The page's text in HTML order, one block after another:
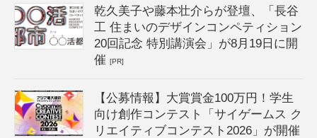
乾久美子や藤本壮介らが登壇、「長谷
工 住まいのデザインコンペティション
20回記念 特別講演会」が8月19日に開
催[PR]
【公募情報】大賞賞金100万円！学生
向け創作コンテスト「サイゲームス ク
リエイティブコンテスト2026」が開催